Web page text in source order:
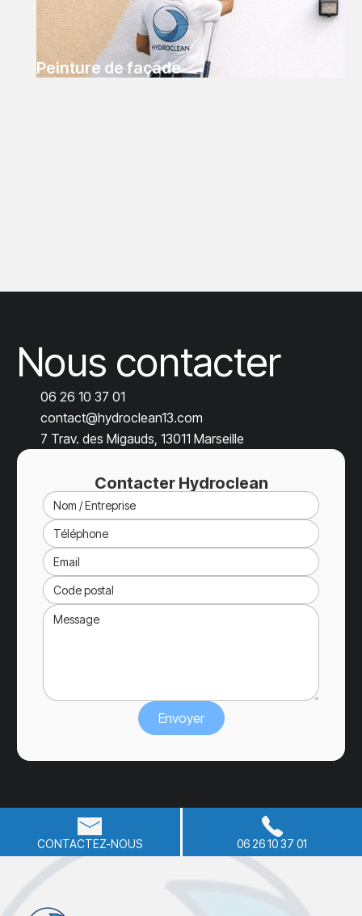
Peinture de façade
Nous contacter
06 26 10 37 01
contact@hydroclean13.com
7 Trav. des Migauds, 13011 Marseille
Contacter Hydroclean
CONTACTEZ-NOUS 06 26 10 37 01